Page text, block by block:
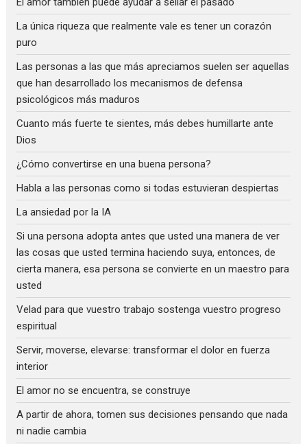
La única riqueza que realmente vale es tener un corazón
puro
Las personas a las que más apreciamos suelen ser aquellas
que han desarrollado los mecanismos de defensa
psicológicos más maduros
Cuanto más fuerte te sientes, más debes humillarte ante
Dios
¿Cómo convertirse en una buena persona?
Habla a las personas como si todas estuvieran despiertas
La ansiedad por la IA
Si una persona adopta antes que usted una manera de ver
las cosas que usted termina haciendo suya, entonces, de
cierta manera, esa persona se convierte en un maestro para
usted
Velad para que vuestro trabajo sostenga vuestro progreso
espiritual
Servir, moverse, elevarse: transformar el dolor en fuerza
interior
El amor no se encuentra, se construye
A partir de ahora, tomen sus decisiones pensando que nada
ni nadie cambia